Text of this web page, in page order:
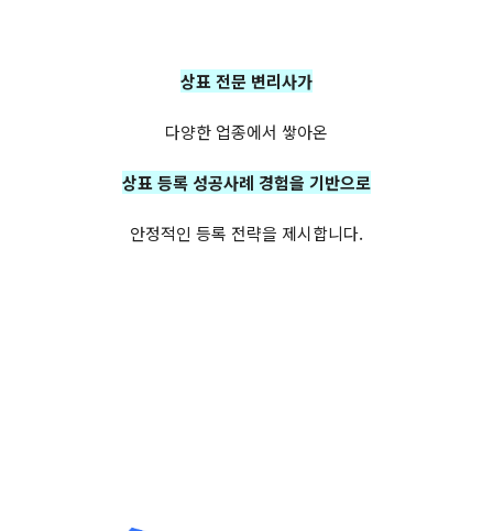
상표 전문 변리사가
다양한 업종에서 쌓아온
상표 등록 성공사례 경험을 기반으로
안정적인 등록 전략을 제시합니다.